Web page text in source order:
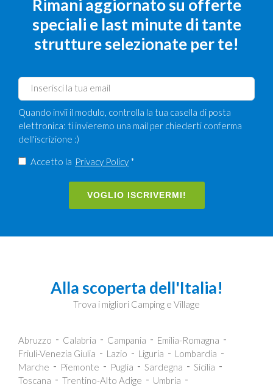
Rimani aggiornato su offerte
speciali e last minute di tante
strutture selezionate per te!
Quando invii il modulo, controlla la tua casella di posta
elettronica: ti invieremo una mail per chiederti conferma
dell'iscrizione :)
Accetto la Privacy Policy *
VOGLIO ISCRIVERMI!
Alla scoperta dell'Italia!
Trova i migliori Camping e Village
Abruzzo Calabria Campania
Emilia-Romagna
Friuli-Venezia Giulia
Lazio Liguria
Lombardia
Marche
Piemonte Puglia Sardegna
Sicilia
Toscana
Trentino-Alto Adige
Umbria